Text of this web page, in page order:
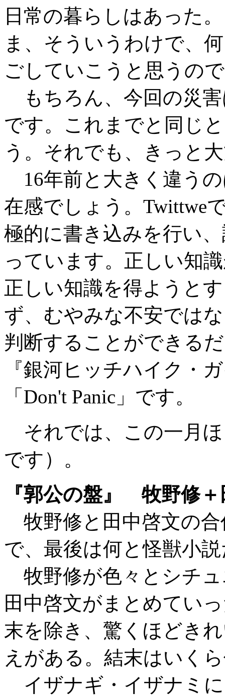
日常の暮らしはあった
ま、そういうわけで、
ごしていこうと思うの
もちろん、今回の災害
です。これまでと同じ
う。それでも、きっと
16年前と大きく違う
在感でしょう。Twittwe
極的に書き込みを行い
っています。正しい知
正しい知識を得ようと
ず、むやみな不安では
判断することができる
『銀河ヒッチハイク・
「Don't Panic」です。
それでは、この一月
です）。
『郭公の盤』 牧野修＋
牧野修と田中啓文の合
で、最後は何と怪獣小
牧野修が色々とシチ
田中啓文がまとめてい
末を除き、驚くほどき
えがある。結末はいく
イザナギ・イザナミ